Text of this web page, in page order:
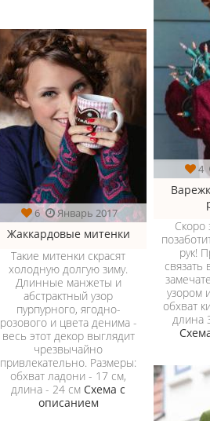
4
Скоро
рук!
связать
узором
обхват
длина
6 Январь 2017
Жаккардовые митенки
Такие митенки скрасят
холодную долгую зиму.
Длинные манжеты и
абстрактный узор
пурпурного, ягодно-
розового и цвета денима -
весь этот декор выглядит
чрезвычайно
привлекательно. Размеры:
обхват ладони - 17 см,
длина - 24 см Схема с
описанием